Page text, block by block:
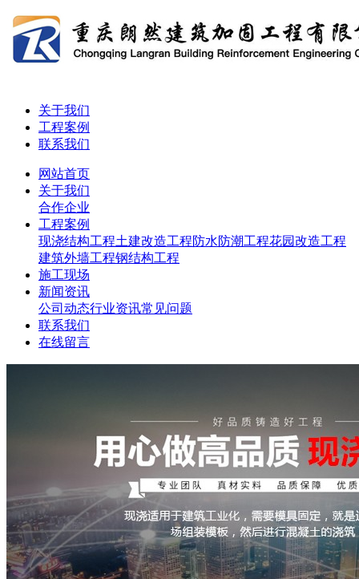
关于我们
工程案例
联系我们
网站首页
关于我们
合作企业
工程案例
现浇结构工程土建改造工程防水防潮工程花园改造工程
建筑外墙工程钢结构工程
施工现场
新闻资讯
公司动态行业资讯常见问题
联系我们
在线留言